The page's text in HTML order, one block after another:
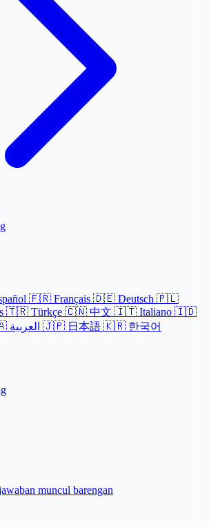
🇫🇷 Français 🇩🇪 Deutsch 🇵🇱
🇹🇷 Türkçe 🇨🇳 中文 🇮🇹 Italiano 🇮🇩
🇯🇵 日本語 🇰🇷 한국어
muncul barengan